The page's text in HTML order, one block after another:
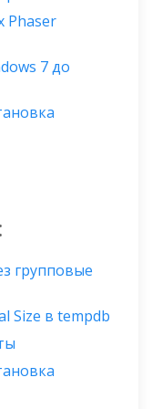
Phaser
7 до
групповые
Size в tempdb